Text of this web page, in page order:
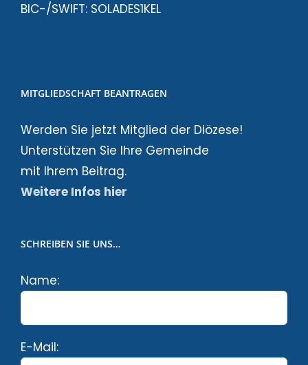
BIC-/SWIFT: SOLADES1KEL
MITGLIEDSCHAFT BEANTRAGEN
Werden Sie jetzt Mitglied der Diözese!
Unterstützen Sie Ihre Gemeinde
mit Ihrem Beitrag.
Weitere Infos hier
SCHREIBEN SIE UNS…
Name:
E-Mail: